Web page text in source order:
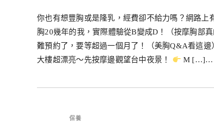
你也有想豐胸或是隆乳，經費卻不給力嗎？網路上
胸20幾年的我，實際體驗從B變成D！（按摩胸部
難預約了，要等超過一個月了！（美胸Q&A看這
大樓超漂亮～先按摩邊觀望台中夜景！
M […]…
保養